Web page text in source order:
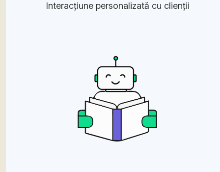
Interacțiune personalizată cu clienții